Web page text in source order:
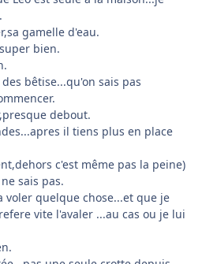
gamelle d'eau.
bien.
bêtise...qu'on sais pas
debout.
il tiens plus en place
c'est même pas la peine)
sais pas.
voler quelque chose...et que je
vite l'avaler ...au cas ou je lui